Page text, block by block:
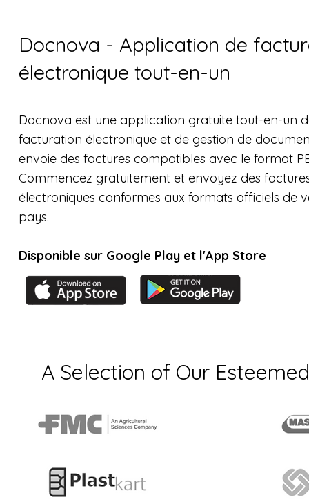
Docnova - Application de
électronique tout-en-un
Docnova est une application gratuite tout-en-un
facturation électronique et de gestion de
envoie des factures compatibles avec le format
Commencez gratuitement et envoyez des
électroniques conformes aux formats officiels de
pays.
Disponible sur Google Play et l'App Store
A Selection of Our